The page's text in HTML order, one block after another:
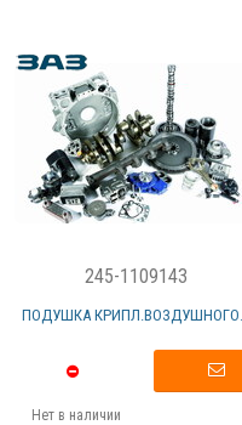
245-1109143
ПОДУШКА КРИПЛ.ВОЗДУШНОГО...
Нет в наличии